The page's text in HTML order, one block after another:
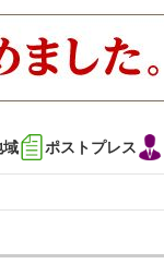
域 ポストプレス
レクション